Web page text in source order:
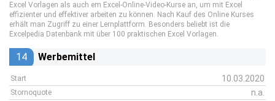
Excel Vorlagen als auch em Excel-Online-Video-Kurse an, um mit Excel
effizienter und effektiver arbeiten zu können. Nach Kauf des Online Kurses
erhält man Zugriff zu einer Lernplattform. Besonders beliebt ist die
Excelpedia Datenbank mit über 100 praktischen Excel Vorlagen.
14 Werbemittel
Start 10.03.2020
Stornoquote n.a.